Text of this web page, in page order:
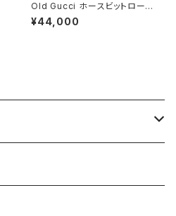
Old Gucci ホースビットローフ
ァー 35C DB
¥44,000